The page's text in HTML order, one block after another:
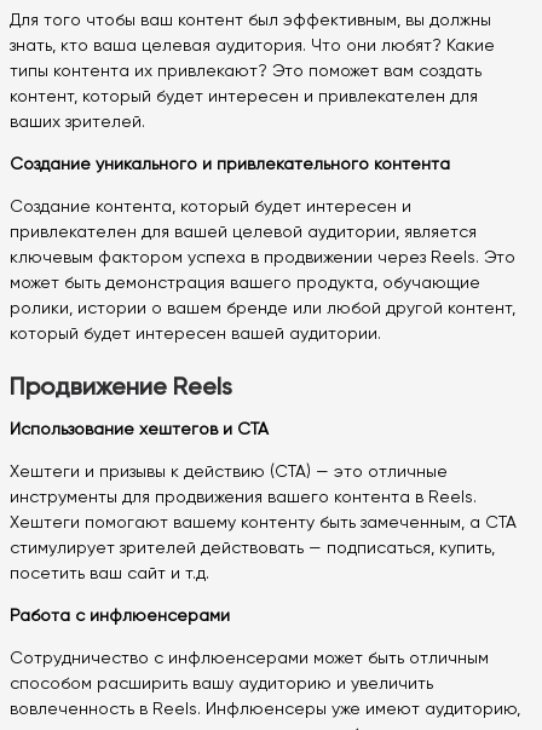
Для того чтобы ваш контент был эффективным, вы должны
знать, кто ваша целевая аудитория. Что они любят? Какие
типы контента их привлекают? Это поможет вам создать
контент, который будет интересен и привлекателен для
ваших зрителей.
Создание уникального и привлекательного контента
Создание контента, который будет интересен и
привлекателен для вашей целевой аудитории, является
ключевым фактором успеха в продвижении через Reels. Это
может быть демонстрация вашего продукта, обучающие
ролики, истории о вашем бренде или любой другой контент,
который будет интересен вашей аудитории.
Продвижение Reels
Использование хештегов и CTA
Хештеги и призывы к действию (CTA) — это отличные
инструменты для продвижения вашего контента в Reels.
Хештеги помогают вашему контенту быть замеченным, а CTA
стимулирует зрителей действовать — подписаться, купить,
посетить ваш сайт и т.д.
Работа с инфлюенсерами
Сотрудничество с инфлюенсерами может быть отличным
способом расширить вашу аудиторию и увеличить
вовлеченность в Reels. Инфлюенсеры уже имеют аудиторию,